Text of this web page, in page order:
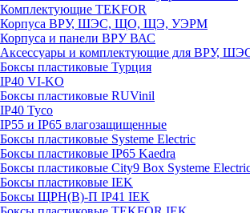
Комплектующие TEKFOR
Корпуса ВРУ, ШЭС, ЩО, ЩЭ, УЭРМ
Корпуса и панели ВРУ ВАС
Аксессуары и комплектующие для ВРУ,
Боксы пластиковые Турция
IP40 VI-KO
Боксы пластиковые RUVinil
IP40 Тусо
IP55 и IP65 влагозащищенные
Боксы пластиковые Systeme Electric
Боксы пластиковые IP65 Kaedra
Боксы пластиковые City9 Box Systeme
Боксы пластиковые IEK
Боксы ЩРН(В)-П IP41 IEK